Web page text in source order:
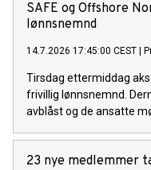
SAFE og Offshore
lønnsnemnd
14.7.2026 17:45:00 CEST
Tirsdag ettermiddag
frivillig lønnsnemnd.
avblåst og de ansatte
23 nye medlemmer